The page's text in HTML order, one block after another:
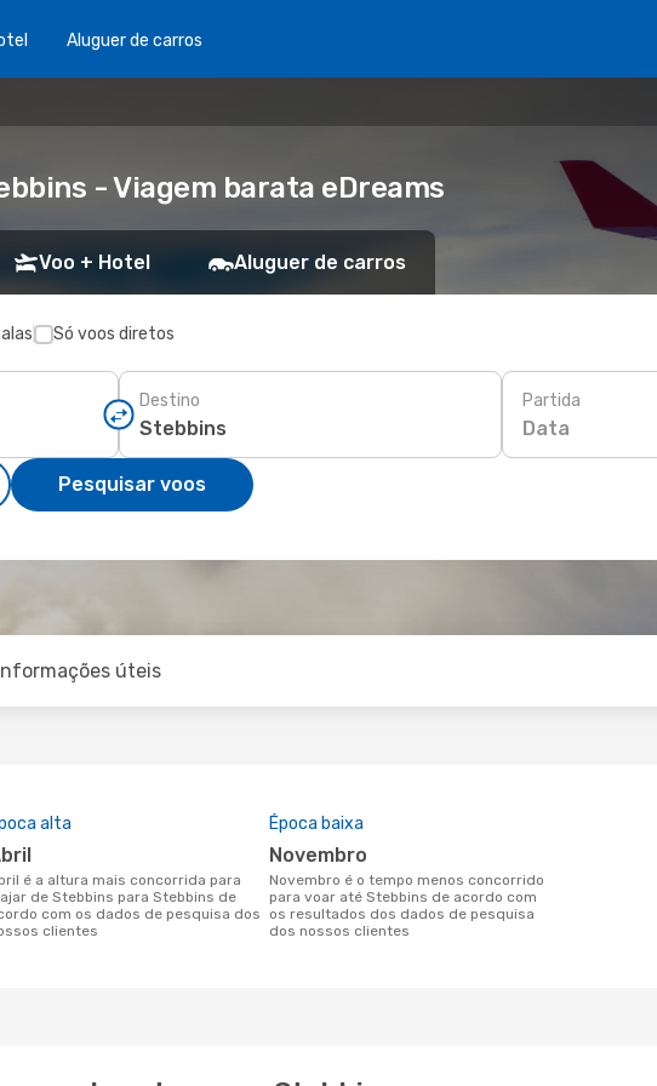
Aluguer de carros
- Viagem barata eDreams
Voo + Hotel Aluguer de carros
Só voos diretos
Destino Partida
Data
Pesquisar voos
úteis
alta
abril
de Stebbins para Stebbins de
com os dados de pesquisa dos
clientes
Época baixa
novembro
novembro é o tempo menos concorrido
para voar até Stebbins de acordo com
os resultados dos dados de pesquisa
dos nossos clientes